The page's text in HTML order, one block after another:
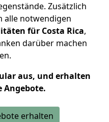
Zusätzlich
alle notwendigen
für Costa Rica,
darüber machen
aus, und erhalten
Angebote.
erhalten